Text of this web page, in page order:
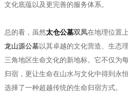
文化底蕴以及更完善的服务体系。
总的看，虽然太仓公墓双凤在地理位置
龙山源公墓以其卓越的文化营造、生态
三角地区生命文化的新地标。它不仅为
归宿，更让生命在山水与文化中得到永
选择了一种超越传统的生命归宿方式。